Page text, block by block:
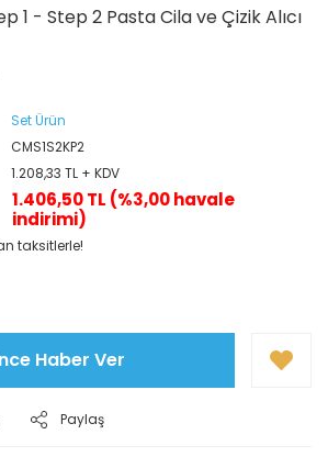
1 - Step 2 Pasta Cila ve Çizik Alıcı
Set Ürün
CMS1S2KP2
1.208,33 TL + KDV
1.406,50 TL (%3,00 havale
indirimi)
taksitlerle!
Haber Ver
Paylaş